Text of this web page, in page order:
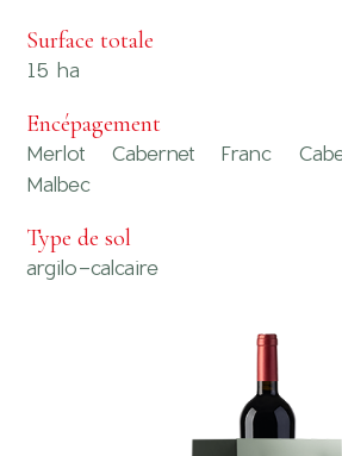
Surface totale
15 ha
Encépagement
Merlot Cabernet Franc
Malbec
Type de sol
argilo-calcaire